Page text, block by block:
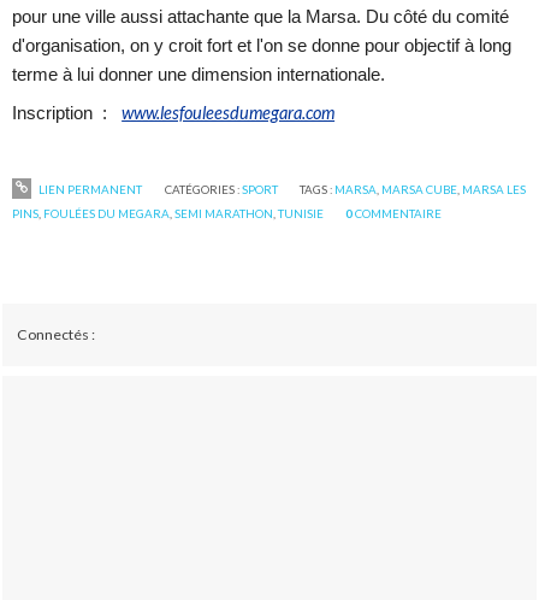
pour une ville aussi attachante que la Marsa. Du côté du comité
d'organisation, on y croit fort et l'on se donne pour objectif à long
terme à lui donner une dimension internationale.
Inscription :www.lesfouleesdumegara.com
LIEN PERMANENT CATÉGORIES :SPORT TAGS : MARSA MARSA CUBE, MARSA LES
PINS FOULÉES DU MEGARA ,SEMI MARATHON ,TUNISIE 0COMMENTAIRE
Connectés :